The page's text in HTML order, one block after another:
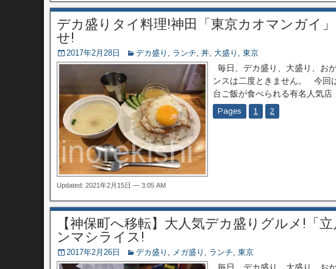
デカ盛りタイ料理!神田「東京カオマンガイ
せ!
2017年2月28日 デカ盛り , ランチ, 丼, 大盛り , 東京
毎日、デカ盛り、大盛り、お
ンスは二度ときません。 今回
台ご飯が食べられる有名人気
Pages 1 2
Updated: 2021年2月15日 — 3:05 AM
【神保町へ移転】大人気デカ盛りグルメ!「
ンマシライス!
2017年2月26日 デカ盛り , メガ盛り , ランチ, 東京